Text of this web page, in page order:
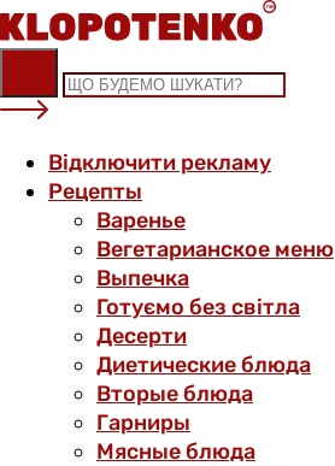
Skip
to
content
Відключити рекламу
Рецепты
Варенье
Вегетарианское меню
Выпечка
Готуємо без світла
Десерти
Диетические блюда
Вторые блюда
Гарниры
Мясные блюда